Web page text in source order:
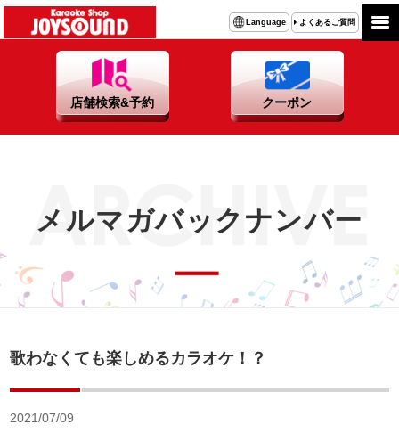
Language よくあるご質問
店舗検索&予約 クーポン
メルマガバックナンバー
歌わなくても楽しめるカラオケ！？
2021/07/09